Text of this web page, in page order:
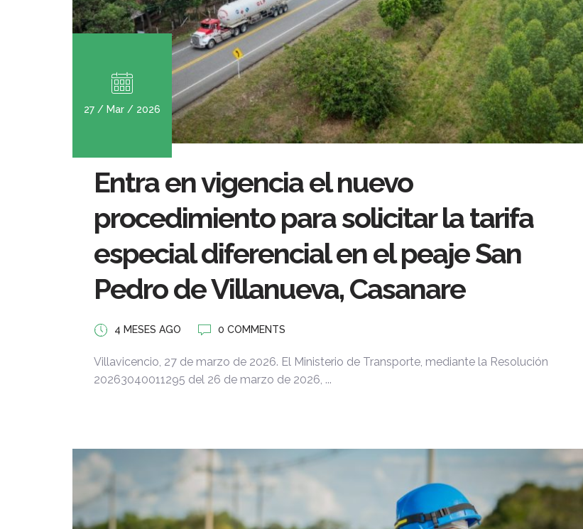
27 / Mar / 2026
Entra en vigencia el nuevo
procedimiento para solicitar la tarifa
especial diferencial en el peaje San
Pedro de Villanueva, Casanare
4 MESES AGO 0 COMMENTS
Villavicencio, 27 de marzo de 2026. El Ministerio de Transporte, mediante la Resolución
20263040011295 del 26 de marzo de 2026, ...